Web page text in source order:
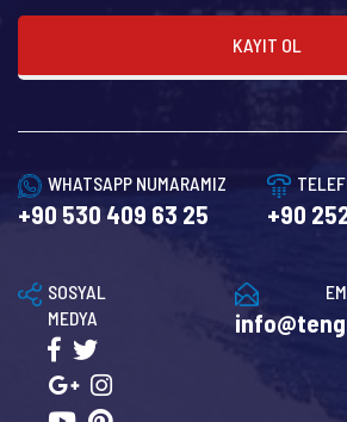
KAYIT OL
WHATSAPP NUMARAMIZ
+90 530 409 63 25 +90
SOSYAL
MEDYA